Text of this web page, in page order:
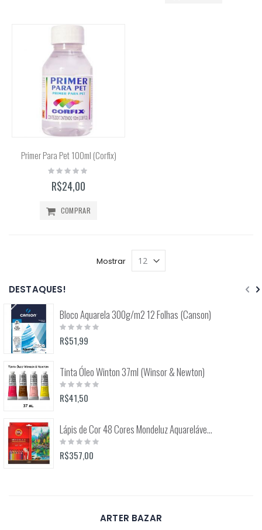
Primer Para Pet 100ml (Corfix)
Rating:
0%
R$24,00
COMPRAR
Mostrar
DESTAQUES!
Bloco Aquarela 300g/m2 12 Folhas (Canson)
Rating:
0%
R$51,99
Tinta Óleo Winton 37ml (Winsor & Newton)
Rating:
0%
R$41,50
Lápis de Cor 48 Cores Mondeluz Aquarelável (Koh-I-Noor)
Rating:
0%
R$357,00
ARTER BAZAR